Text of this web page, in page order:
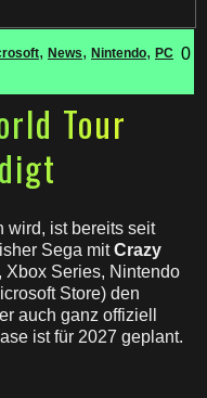
, News, Nintendo, PC 0
Tour
wird, ist bereits seit
Sega mitCrazy
Xbox Series, Nintendo
Store) den
auch ganz offiziell
ist für 2027 geplant.